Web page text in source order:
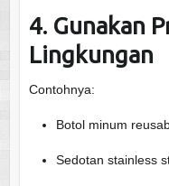
4. Gunakan
Lingkungan
Contohnya:
Botol minum
Sedotan stainless